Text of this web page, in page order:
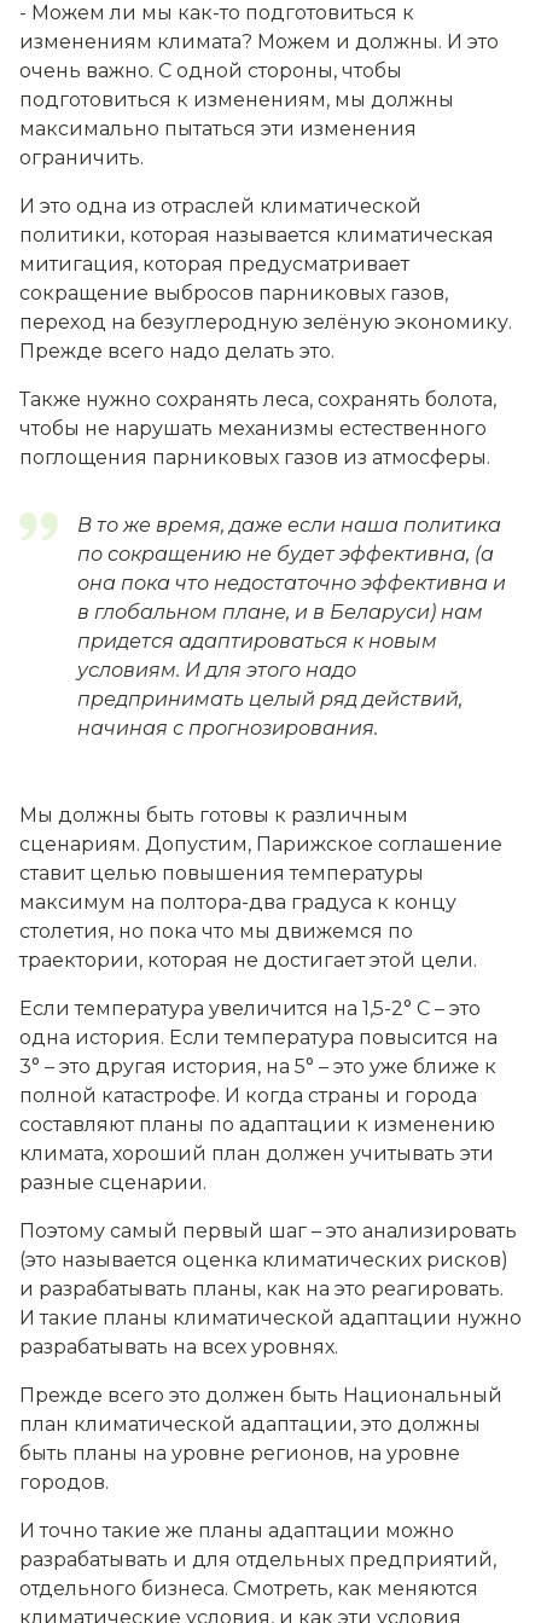
- Можем ли мы как-то подготовиться к
изменениям климата? Можем и должны. И это
очень важно. С одной стороны, чтобы
подготовиться к изменениям, мы должны
максимально пытаться эти изменения
ограничить.
И это одна из отраслей климатической
политики, которая называется климатическая
митигация, которая предусматривает
сокращение выбросов парниковых газов,
переход на безуглеродную зелёную экономику.
Прежде всего надо делать это.
Также нужно сохранять леса, сохранять болота,
чтобы не нарушать механизмы естественного
поглощения парниковых газов из атмосферы.
В то же время, даже если наша политика
по сокращению не будет эффективна, (а
она пока что недостаточно эффективна и
в глобальном плане, и в Беларуси) нам
придется адаптироваться к новым
условиям. И для этого надо
предпринимать целый ряд действий,
начиная с прогнозирования.
Мы должны быть готовы к различным
сценариям. Допустим, Парижское соглашение
ставит целью повышения температуры
максимум на полтора-два градуса к концу
столетия, но пока что мы движемся по
траектории, которая не достигает этой цели.
Если температура увеличится на 1,5-2° С – это
одна история. Если температура повысится на
3° – это другая история, на 5° – это уже ближе к
полной катастрофе. И когда страны и города
составляют планы по адаптации к изменению
климата, хороший план должен учитывать эти
разные сценарии.
Поэтому самый первый шаг – это анализировать
(это называется оценка климатических рисков)
и разрабатывать планы, как на это реагировать.
И такие планы климатической адаптации нужно
разрабатывать на всех уровнях.
Прежде всего это должен быть Национальный
план климатической адаптации, это должны
быть планы на уровне регионов, на уровне
городов.
И точно такие же планы адаптации можно
разрабатывать и для отдельных предприятий,
отдельного бизнеса. Смотреть, как меняются
климатические условия, и как эти условия